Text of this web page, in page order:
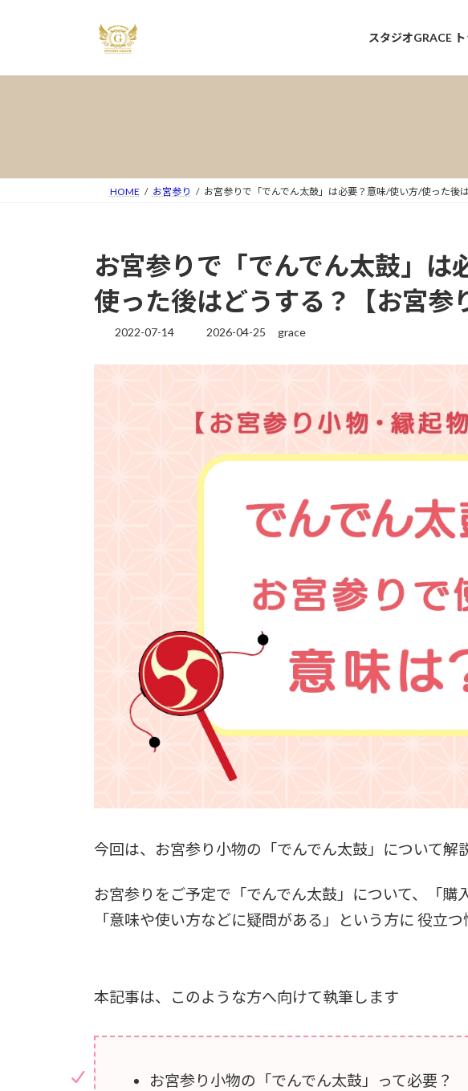
プ
動
スタジオGRACE
HOME お宮参り お宮参りで「でんでん太鼓」は必要？意味/使い方/使った後
お宮参りで「でんでん太鼓」は
使った後はどうする？【お宮参
2022-07-14
最
更
時
2026-04-25 grace
今回は、お宮参り小物の「でんでん太鼓」について解
お宮参りをご予定で「でんでん太鼓」について、「購
「意味や使い方などに疑問がある」という方に 役立つ
本記事は、このような方へ向けて執筆します
お宮参り小物の「でんでん太鼓」って必要？